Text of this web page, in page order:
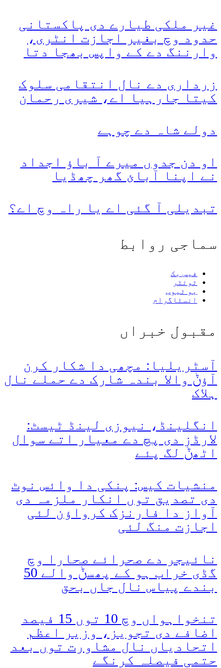
غیر ملکی طیارے دی پاکستانی
حدود وچ بغیر اجازت انٹری،
وارننگ دے کے واپس بھجا دتا
زرداری دے نال انتقامی سلوک
کیتا جارہیا اے، شیری رحمان
دولے شاہ دے چوہے
او دن جدوں میرے آ باؤ اجداد
نے اپنا آبائ گھر چھڈیا
تبدیلی آ گئی اے یا راہ وچ اے؟
سماجی روابط
فیس بک
ٹوئٹر
یو ٹیوب
انسٹاگرام
مقبول خبراں
آسٹریلیا: مچھی دا شکار کرن
آؤݨ والا بندہ شارک دے حملے نال
ہلاک
انگلینڈ، نیوزی لینڈ ٹیسٹ:
لارڈز دی پچ دے معیار اتے سوال
اٹھݨ لگ پئے
منشیات کیس: پنکی دا وائس نوٹ
دی تصدیق توں انکار ملزمہ دی
آواز دا فارنزک کرواؤن لئی
اجازت منگ لئی
نائیجر دے صحرائے صحارا وچ
گڈی خراب ہو کے پھسݨ والے 50
بندے پیاس نال جاں بحق
تنخواہواں وچ 10 توں 15 فیصد
اضافے دی تجویز، وزیر اعظم
اتحادیاں نال مشاورت توں بعد
حتمی فیصلہ کرنگے